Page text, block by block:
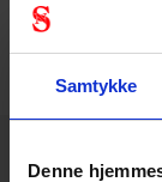
Samtykke
Denne